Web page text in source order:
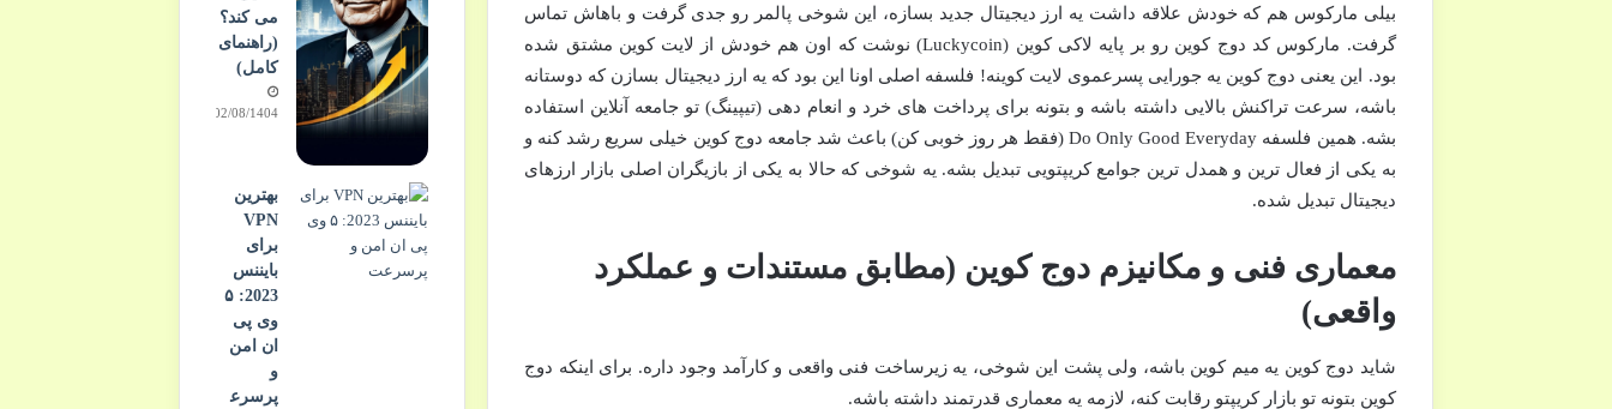
بیلی مارکوس هم که خودش علاقه داشت یه ارز دیجیتال جدید بسازه، این شوخی پالمر رو جدی گرفت و باهاش تماس
گرفت. مارکوس کد دوج کوین رو بر پایه لاکی کوین (Luckycoin) نوشت که اون هم خودش از لایت کوین مشتق شده
بود. این یعنی دوج کوین یه جورایی پسرعموی لایت کوینه! فلسفه اصلی اونا این بود که یه ارز دیجیتال بسازن که دوستانه
باشه، سرعت تراکنش بالایی داشته باشه و بتونه برای پرداخت های خرد و انعام دهی (تیپینگ) تو جامعه آنلاین استفاده
بشه. همین فلسفه Do Only Good Everyday (فقط هر روز خوبی کن) باعث شد جامعه دوج کوین خیلی سریع رشد کنه و
به یکی از فعال ترین و همدل ترین جوامع کریپتویی تبدیل بشه. یه شوخی که حالا به یکی از بازیگران اصلی بازار ارزهای
دیجیتال تبدیل شده.
معماری فنی و مکانیزم دوج کوین (مطابق مستندات و عملکرد
واقعی)
شاید دوج کوین یه میم کوین باشه، ولی پشت این شوخی، یه زیرساخت فنی واقعی و کارآمد وجود داره. برای اینکه دوج
کوین بتونه تو بازار کریپتو رقابت کنه، لازمه یه معماری قدرتمند داشته باشه.
می کند؟
(راهنمای
کامل)
02/08/1404
بهترین
VPN
برای
بایننس
2023: ۵
وی پی
ان امن
و
پرسرع